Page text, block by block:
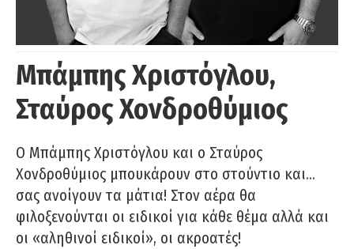
Μπάμπης Χριστόγλου,
Σταύρος Χονδροθύμιος
O Μπάμπης Χριστόγλου και ο Σταύρος
Χονδροθύμιος μπουκάρουν στο στούντιο και…
σας ανοίγουν τα μάτια! Στον αέρα θα
φιλοξενούνται οι ειδικοί για κάθε θέμα αλλά και
οι «αληθινοί ειδικοί», οι ακροατές!